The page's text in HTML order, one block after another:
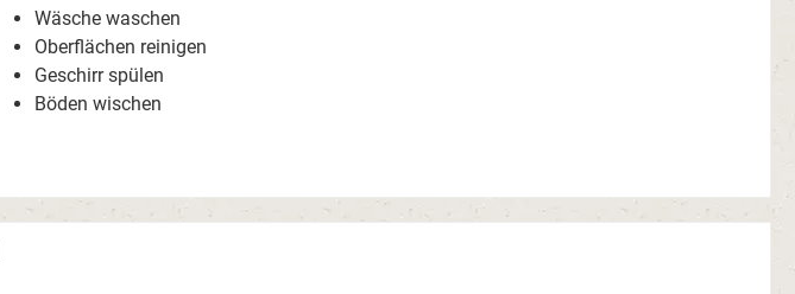
Wäsche waschen
Oberflächen reinigen
Geschirr spülen
Böden wischen